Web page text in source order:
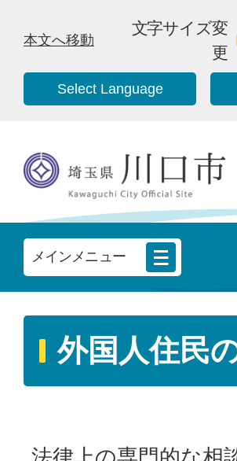
本文へ移動
文字サイズ変
更
Select Language
メインメニュー
外国人住民